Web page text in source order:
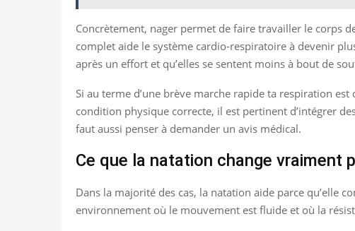
Concrètement, nager permet de faire travailler le corps
complet aide le système cardio-respiratoire à devenir
après un effort et qu’elles se sentent moins à bout de
Si au terme d’une brève marche rapide ta respiration
condition physique correcte, il est pertinent d’intégrer
faut aussi penser à demander un avis médical.
Ce que la natation change vraiment
Dans la majorité des cas, la natation aide parce qu’elle
environnement où le mouvement est fluide et où la